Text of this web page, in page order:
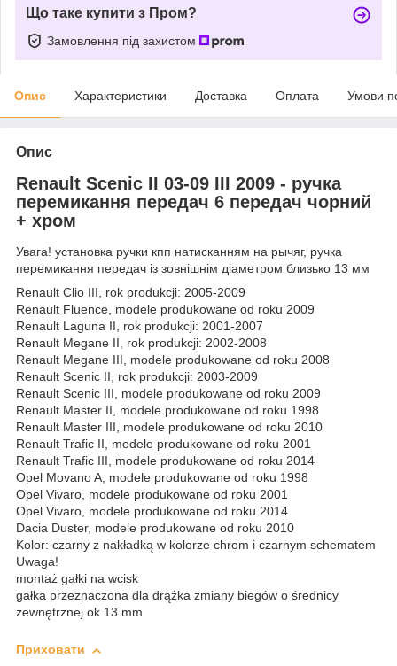
Що таке купити з Пром?
Замовлення під захистом
Опис Характеристики Доставка Оплата Умови
Опис
Renault Scenic II 03-09 III 2009 - ручка
перемикання передач 6 передач чорний
+ хром
Увага! установка ручки кпп натисканням на рычяг, ручка
перемикання передач із зовнішнім діаметром близько 13 мм
Renault Clio III, rok produkcji: 2005-2009
Renault Fluence, modele produkowane od roku 2009
Renault Laguna II, rok produkcji: 2001-2007
Renault Megane II, rok produkcji: 2002-2008
Renault Megane III, modele produkowane od roku 2008
Renault Scenic II, rok produkcji: 2003-2009
Renault Scenic III, modele produkowane od roku 2009
Renault Master II, modele produkowane od roku 1998
Renault Master III, modele produkowane od roku 2010
Renault Trafic II, modele produkowane od roku 2001
Renault Trafic III, modele produkowane od roku 2014
Opel Movano A, modele produkowane od roku 1998
Opel Vivaro, modele produkowane od roku 2001
Opel Vivaro, modele produkowane od roku 2014
Dacia Duster, modele produkowane od roku 2010
Kolor: czarny z nakładką w kolorze chrom i czarnym schematem
Uwaga!
montaż gałki na wcisk
gałka przeznaczona dla drążka zmiany biegów o średnicy
zewnętrznej ok 13 mm
Приховати